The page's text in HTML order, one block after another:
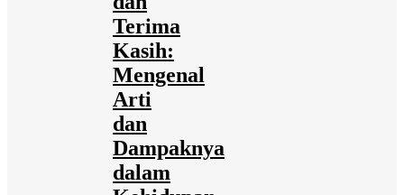
Terima
Kasih:
Mengenal
Arti
dan
Dampaknya
dalam